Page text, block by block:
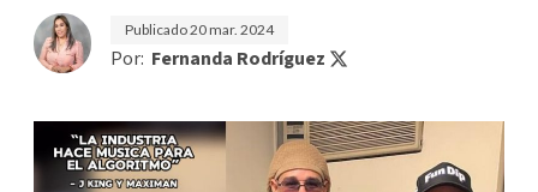
Publicado20 mar. 2024
Por: Fernanda Rodríguez